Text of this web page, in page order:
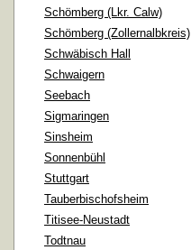
Schömberg (Lkr. Calw)
Schömberg (Zollernalbkreis)
Schwäbisch Hall
Schwaigern
Seebach
Sigmaringen
Sinsheim
Sonnenbühl
Stuttgart
Tauberbischofsheim
Titisee-Neustadt
Todtnau